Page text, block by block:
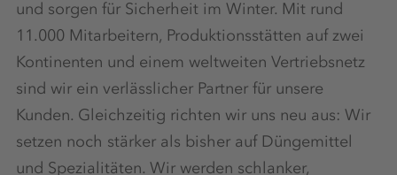
und sorgen für Sicherheit im Winter. Mit rund
11.000 Mitarbeitern, Produktionsstätten auf zwei
Kontinenten und einem weltweiten Vertriebsnetz
sind wir ein verlässlicher Partner für unsere
Kunden. Gleichzeitig richten wir uns neu aus: Wir
setzen noch stärker als bisher auf Düngemittel
und Spezialitäten. Wir werden schlanker,